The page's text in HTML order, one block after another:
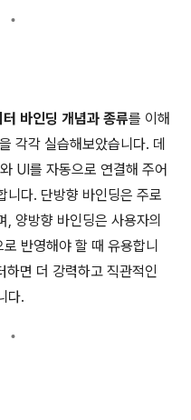
바인딩 개념과 종류를 이해
각각 실습해보았습니다. 데
UI를 자동으로 연결해 주어
니다. 단방향 바인딩은 주로
양방향 바인딩은 사용자의
반영해야 할 때 유용합니
면 더 강력하고 직관적인
다.